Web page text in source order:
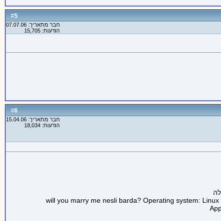
#
5
חבר מתאריך: 07.07.06
הודעות: 15,705
#
6
חבר מתאריך: 15.04.06
הודעות: 18,034
will you marry me nesli barda? Operating system: